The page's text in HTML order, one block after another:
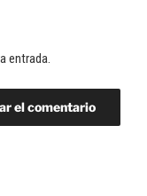
entrada.